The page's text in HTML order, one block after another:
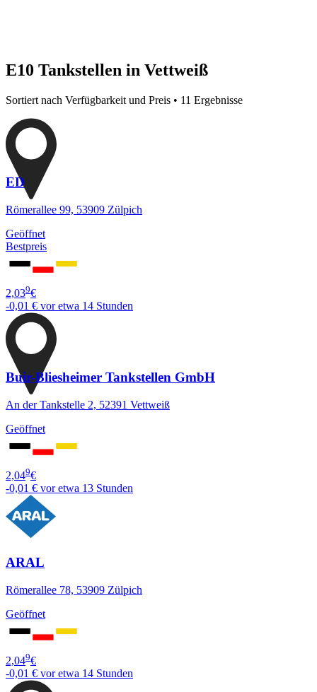
E10 Tankstellen in Vettweiß
Sortiert nach Verfügbarkeit und Preis • 11 Ergebnisse
ED
Römerallee 99, 53909 Zülpich
Geöffnet
Bestpreis
2,039€
-0,01 € vor etwa 14 Stunden
Buir-Bliesheimer Tankstellen GmbH
An der Tankstelle 2, 52391 Vettweiß
Geöffnet
2,049€
-0,01 € vor etwa 13 Stunden
ARAL
Römerallee 78, 53909 Zülpich
Geöffnet
2,049€
-0,01 € vor etwa 14 Stunden